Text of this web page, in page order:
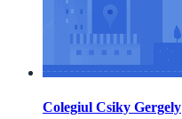
Colegiul Csiky Gergely